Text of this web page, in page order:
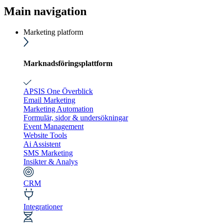
Main navigation
Marketing platform
Marknadsföringsplattform
APSIS One Överblick
Email Marketing
Marketing Automation
Formulär, sidor & undersökningar
Event Management
Website Tools
Ai Assistent
SMS Marketing
Insikter & Analys
CRM
Integrationer